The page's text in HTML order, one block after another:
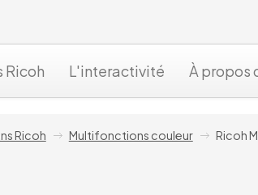
Ricoh L'interactivité À propos
Ricoh Multifonctions couleur Ricoh